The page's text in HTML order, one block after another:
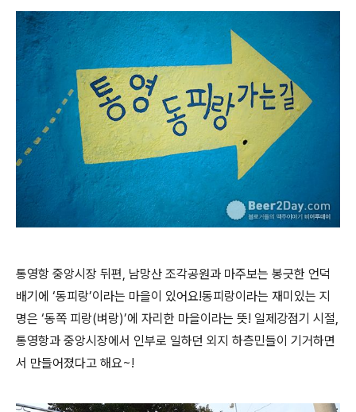
통영항 중앙시장 뒤편, 남망산 조각공원과 마주보는 봉긋한 언덕
배기에 ‘동피랑’이라는 마을이 있어요!동피랑이라는 재미있는 지
명은 ‘동쪽 피랑(벼랑)’에 자리한 마을이라는 뜻! 일제강점기 시절,
통영항과 중앙시장에서 인부로 일하던 외지 하층민들이 기거하면
서 만들어졌다고 해요~!